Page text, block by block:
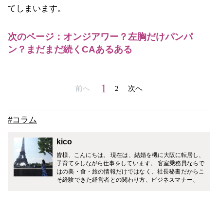
てしまいます。
次のページ：オンジアワー？左胸だけパンパ
ン？まだまだ続くCAあるある
前へ 1 2 次へ
#コラム
kico
皆様、こんにちは。 現在は、結婚を機に大阪に転居し、
子育てをしながら仕事をしています。 客室乗務員ならで
はの美・食・旅の情報だけではなく、社長秘書だからこ
そ経験できた経営者との関わり方、ビジネスマナー、ギ